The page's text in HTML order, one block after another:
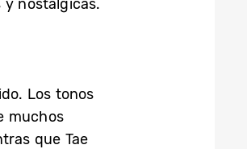
y nostálgicas.
Los tonos
muchos
que Tae